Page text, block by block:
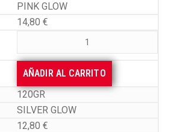
PINK GLOW
14,80 €
AÑADIR AL CARRITO
120GR
SILVER GLOW
12,80 €